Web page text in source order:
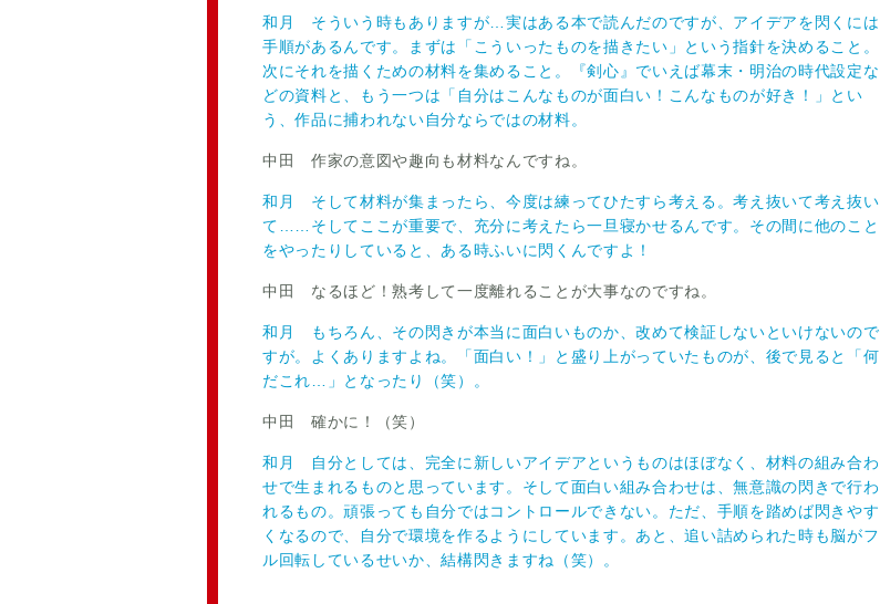
和月 そういう時もありますが…実はある本で読んだのですが、アイデアを閃くには
手順があるんです。まずは「こういったものを描きたい」という指針を決めること。
次にそれを描くための材料を集めること。『剣心』でいえば幕末・明治の時代設定な
どの資料と、もう一つは「自分はこんなものが面白い！こんなものが好き！」とい
う、作品に捕われない自分ならではの材料。
中田 作家の意図や趣向も材料なんですね。
和月 そして材料が集まったら、今度は練ってひたすら考える。考え抜いて考え抜い
て……そしてここが重要で、充分に考えたら一旦寝かせるんです。その間に他のこと
をやったりしていると、ある時ふいに閃くんですよ！
中田 なるほど！熟考して一度離れることが大事なのですね。
和月 もちろん、その閃きが本当に面白いものか、改めて検証しないといけないので
すが。よくありますよね。「面白い！」と盛り上がっていたものが、後で見ると「何
だこれ…」となったり（笑）。
中田 確かに！（笑）
和月 自分としては、完全に新しいアイデアというものはほぼなく、材料の組み合わ
せで生まれるものと思っています。そして面白い組み合わせは、無意識の閃きで行わ
れるもの。頑張っても自分ではコントロールできない。ただ、手順を踏めば閃きやす
くなるので、自分で環境を作るようにしています。あと、追い詰められた時も脳がフ
ル回転しているせいか、結構閃きますね（笑）。